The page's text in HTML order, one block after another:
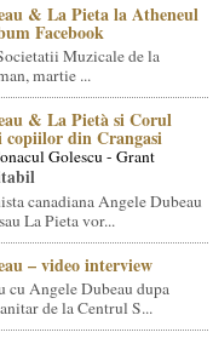
& La Pieta la Atheneul
Facebook
Muzicale de la
martie ...
& La Pietà si Corul
din Crangasi
Golescu - Grant
canadiana Angele Dubeau
La Pieta vor...
– video interview
Angele Dubeau dupa
de la Centrul S...